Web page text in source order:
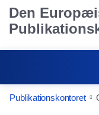
Den
Publikationskontoret